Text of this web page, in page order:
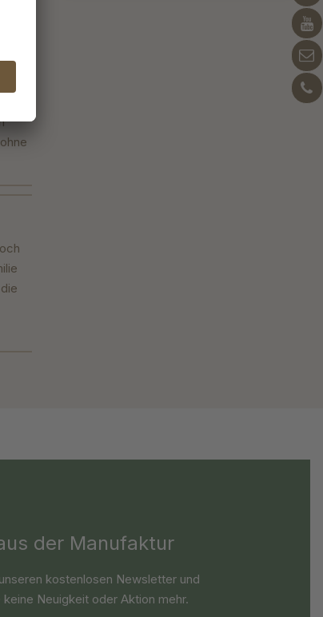
der Manufaktur
kostenlosen Newsletter und
Neuigkeit oder Aktion mehr.